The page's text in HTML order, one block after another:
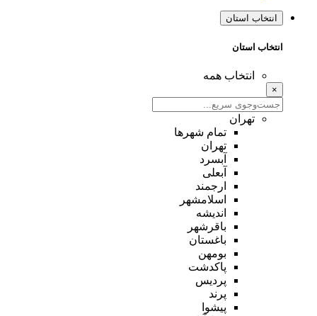
انتخاب استان
انتخاب استان
انتخاب همه
×
تهران
تمام شهر‌ها
تهران
آبسرد
آبعلی
ارجمند
اسلامشهر
اندیشه
باقرشهر
باغستان
بومهن
پاکدشت
پردیس
پرند
پیشوا